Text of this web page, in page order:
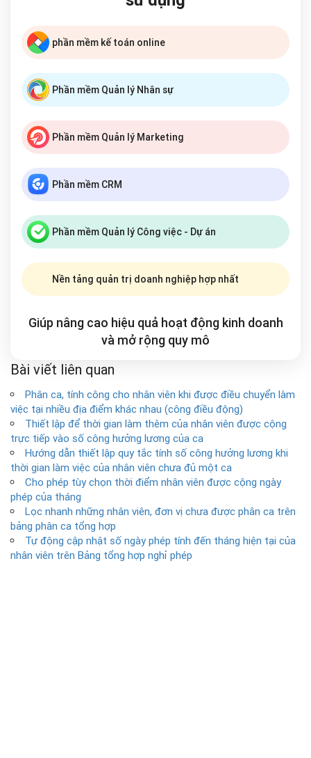
phần mềm kế toán online
Phần mềm Quản lý Nhân sự
Phần mềm Quản lý Marketing
Phần mềm CRM
Phần mềm Quản lý Công việc - Dự án
Nền tảng quản trị doanh nghiệp hợp nhất
Giúp nâng cao hiệu quả hoạt động kinh doanh
và mở rộng quy mô
Bài viết liên quan
Phân ca, tính công cho nhân viên khi được điều chuyển làm
việc tại nhiều địa điểm khác nhau (công điều động)
Thiết lập để thời gian làm thêm của nhân viên được cộng
trực tiếp vào số công hưởng lương của ca
Hướng dẫn thiết lập quy tắc tính số công hưởng lương khi
thời gian làm việc của nhân viên chưa đủ một ca
Cho phép tùy chọn thời điểm nhân viên được cộng ngày
phép của tháng
Lọc nhanh những nhân viên, đơn vị chưa được phân ca trên
bảng phân ca tổng hợp
Tự động cập nhật số ngày phép tính đến tháng hiện tại của
nhân viên trên Bảng tổng hợp nghỉ phép